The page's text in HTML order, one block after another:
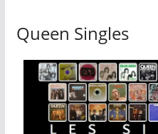
Queen Singles